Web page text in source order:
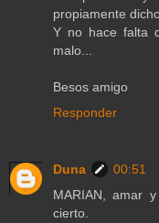
propiamente
Y no hace falta
malo...
Besos amigo
Responder
Duna
00:51
MARIAN, amar
cierto.